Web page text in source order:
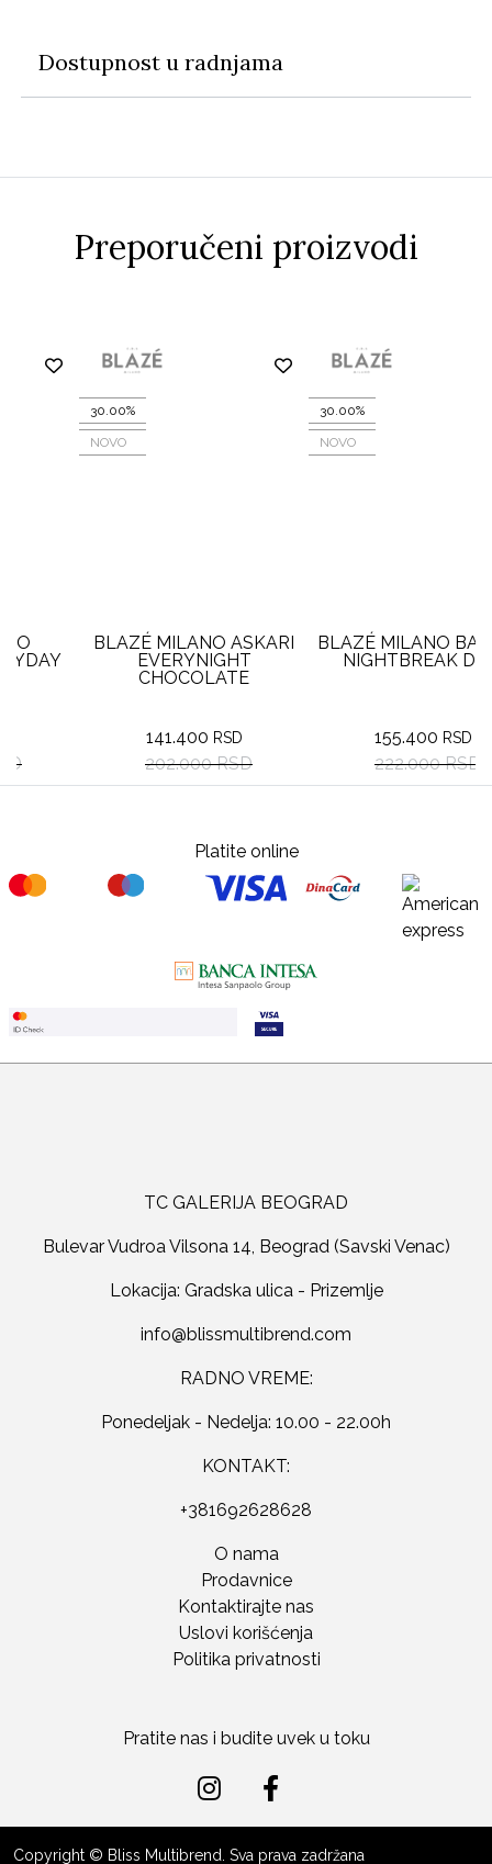
Dostupnost u radnjama
Preporučeni proizvodi
BLAZÉ MILANO ASKARI
EVERYNIGHT
CHOCOLATE
141.400RSD
202.000 RSD
BLAZÉ MILANO BAVARIA
NIGHTBREAK DEW
155.400RSD
222.000 RSD
Platite online
TC GALERIJA BEOGRAD
Bulevar Vudroa Vilsona 14, Beograd (Savski Venac)
Lokacija: Gradska ulica - Prizemlje
RADNO VREME:
Ponedeljak - Nedelja: 10.00 - 22.00h
KONTAKT:
+381692628628
O nama
Prodavnice
Kontaktirajte nas
Uslovi korišćenja
Politika privatnosti
Pratite nas i budite uvek u toku
Copyright © Bliss Multibrend. Sva prava zadržana